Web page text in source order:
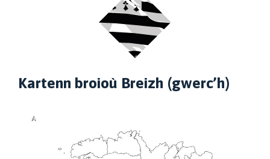
Kartenn broioù Breizh (gwerc’h)